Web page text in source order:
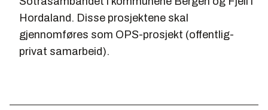
Hordaland. Disse prosjektene skal
gjennomføres som OPS-prosjekt (offentlig-
privat samarbeid).